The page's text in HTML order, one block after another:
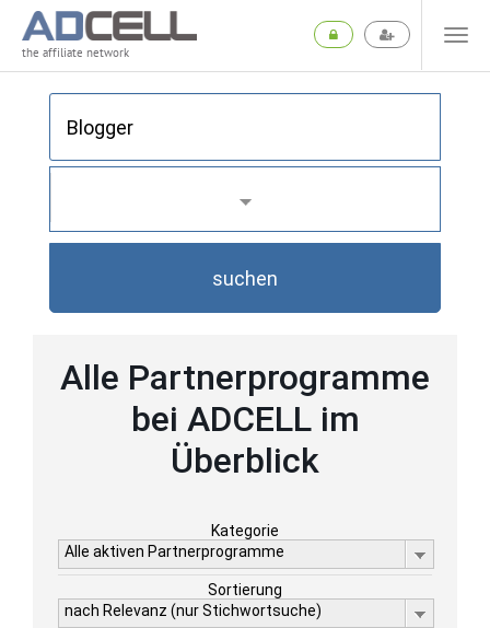
the affiliate network
suchen
Alle Partnerprogramme
bei ADCELL im
Überblick
Kategorie
Alle aktiven Partnerprogramme
Sortierung
nach Relevanz (nur Stichwortsuche)